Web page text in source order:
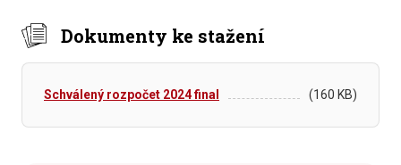
Dokumenty ke stažení
Schválený rozpočet 2024 final (160 KB)